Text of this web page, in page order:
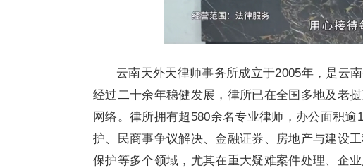
云南天外天律师事务所成立于2005年，是云
经过二十余年稳健发展，律所已在全国多地及老
网络。律所拥有超580余名专业律师，办公面积
护、民商事争议解决、金融证券、房地产与建设
保护等多个领域，尤其在重大疑难案件处理、企